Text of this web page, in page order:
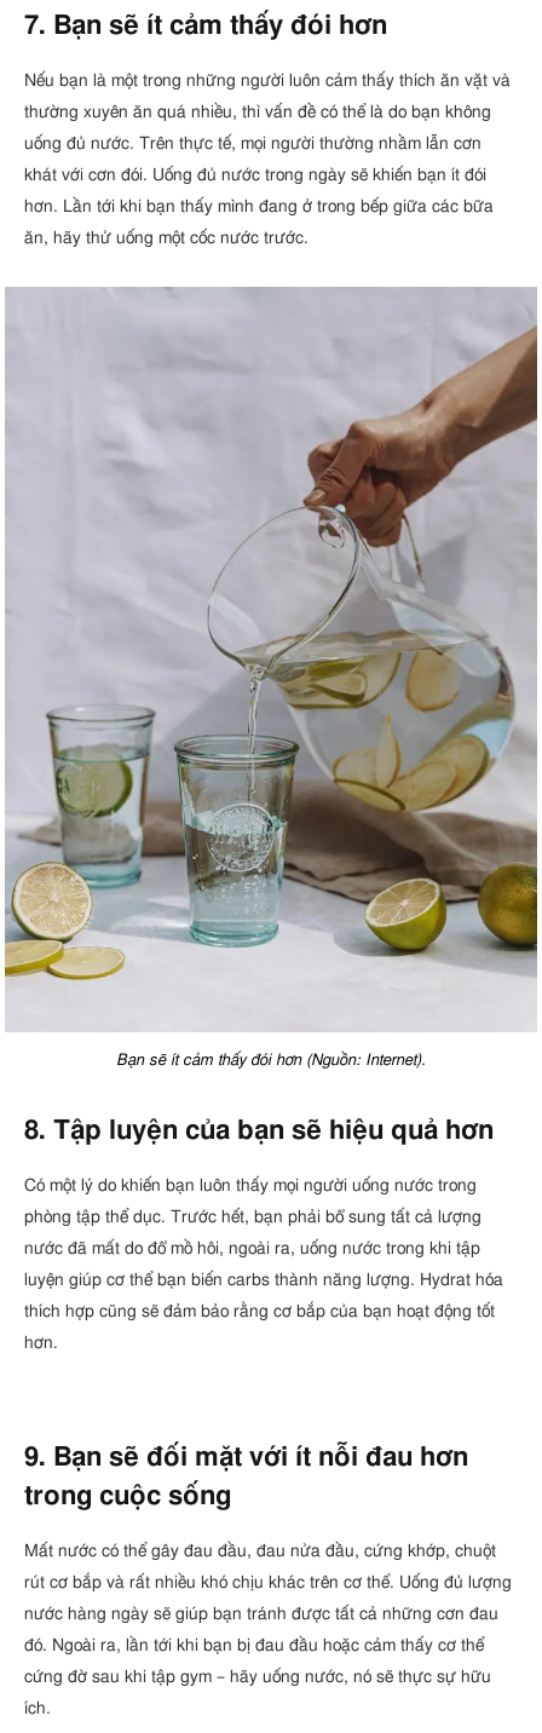
7. Bạn sẽ ít cảm thấy đói hơn
Nếu bạn là một trong những người luôn cảm thấy thích ăn vặt và
thường xuyên ăn quá nhiều, thì vấn đề có thể là do bạn không
uống đủ nước. Trên thực tế, mọi người thường nhầm lẫn cơn
khát với cơn đói. Uống đủ nước trong ngày sẽ khiến bạn ít đói
hơn. Lần tới khi bạn thấy mình đang ở trong bếp giữa các bữa
ăn, hãy thử uống một cốc nước trước.
Bạn sẽ ít cảm thấy đói hơn (Nguồn: Internet).
8. Tập luyện của bạn sẽ hiệu quả hơn
Có một lý do khiến bạn luôn thấy mọi người uống nước trong
phòng tập thể dục. Trước hết, bạn phải bổ sung tất cả lượng
nước đã mất do đổ mồ hôi, ngoài ra, uống nước trong khi tập
luyện giúp cơ thể bạn biến carbs thành năng lượng. Hydrat hóa
thích hợp cũng sẽ đảm bảo rằng cơ bắp của bạn hoạt động tốt
hơn.
9. Bạn sẽ đối mặt với ít nỗi đau hơn
trong cuộc sống
Mất nước có thể gây đau đầu, đau nửa đầu, cứng khớp, chuột
rút cơ bắp và rất nhiều khó chịu khác trên cơ thể. Uống đủ lượng
nước hàng ngày sẽ giúp bạn tránh được tất cả những cơn đau
đó. Ngoài ra, lần tới khi bạn bị đau đầu hoặc cảm thấy cơ thể
cứng đờ sau khi tập gym – hãy uống nước, nó sẽ thực sự hữu
ích.